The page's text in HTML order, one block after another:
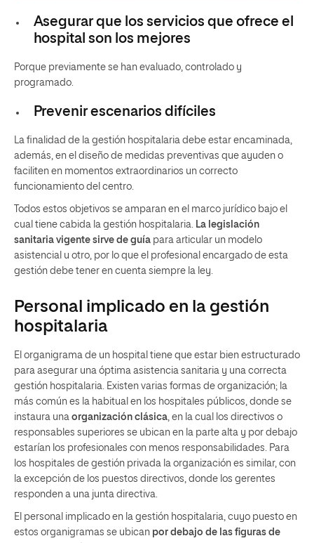
Asegurar que los servicios que ofrece el
hospital son los mejores
Porque previamente se han evaluado, controlado y
programado.
Prevenir escenarios difíciles
La finalidad de la gestión hospitalaria debe estar encaminada,
además, en el diseño de medidas preventivas que ayuden o
faciliten en momentos extraordinarios un correcto
funcionamiento del centro.
Todos estos objetivos se amparan en el marco jurídico bajo el
cual tiene cabida la gestión hospitalaria. La legislación
sanitaria vigente sirve de guía para articular un modelo
asistencial u otro, por lo que el profesional encargado de esta
gestión debe tener en cuenta siempre la ley.
Personal implicado en la gestión
hospitalaria
El organigrama de un hospital tiene que estar bien estructurado
para asegurar una óptima asistencia sanitaria y una correcta
gestión hospitalaria. Existen varias formas de organización; la
más común es la habitual en los hospitales públicos, donde se
instaura una organización clásica, en la cual los directivos o
responsables superiores se ubican en la parte alta y por debajo
estarían los profesionales con menos responsabilidades. Para
los hospitales de gestión privada la organización es similar, con
la excepción de los puestos directivos, donde los gerentes
responden a una junta directiva.
El personal implicado en la gestión hospitalaria, cuyo puesto en
estos organigramas se ubican por debajo de las figuras de